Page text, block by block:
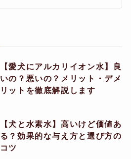
【愛犬にアルカリイオン水】良
いの？悪いの？メリット・デメ
リットを徹底解説します
【犬と水素水】高いけど価値あ
る？効果的な与え方と選び方の
コツ